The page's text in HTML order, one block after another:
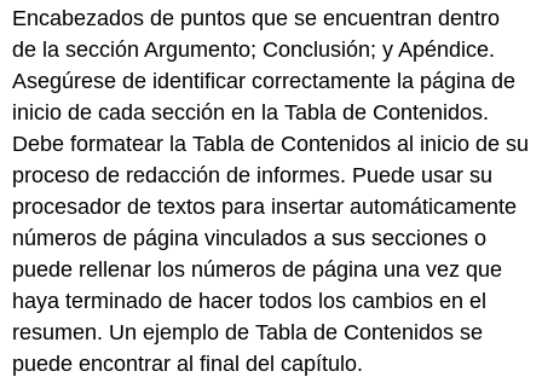
Encabezados de puntos que se encuentran dentro
de la sección Argumento; Conclusión; y Apéndice.
Asegúrese de identificar correctamente la página de
inicio de cada sección en la Tabla de Contenidos.
Debe formatear la Tabla de Contenidos al inicio de su
proceso de redacción de informes. Puede usar su
procesador de textos para insertar automáticamente
números de página vinculados a sus secciones o
puede rellenar los números de página una vez que
haya terminado de hacer todos los cambios en el
resumen. Un ejemplo de Tabla de Contenidos se
puede encontrar al final del capítulo.